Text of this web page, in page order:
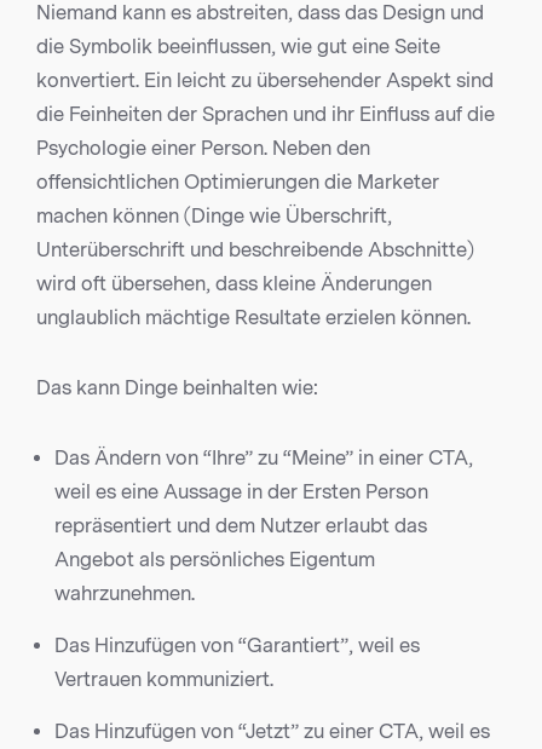
Niemand kann es abstreiten, dass das Design und
die Symbolik beeinflussen, wie gut eine Seite
konvertiert. Ein leicht zu übersehender Aspekt sind
die Feinheiten der Sprachen und ihr Einfluss auf die
Psychologie einer Person. Neben den
offensichtlichen Optimierungen die Marketer
machen können (Dinge wie Überschrift,
Unterüberschrift und beschreibende Abschnitte)
wird oft übersehen, dass kleine Änderungen
unglaublich mächtige Resultate erzielen können.
Das kann Dinge beinhalten wie:
Das Ändern von “Ihre” zu “Meine” in einer CTA,
weil es eine Aussage in der Ersten Person
repräsentiert und dem Nutzer erlaubt das
Angebot als persönliches Eigentum
wahrzunehmen.
Das Hinzufügen von “Garantiert”, weil es
Vertrauen kommuniziert.
Das Hinzufügen von “Jetzt” zu einer CTA, weil es